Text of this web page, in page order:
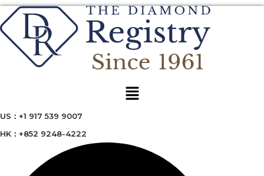
Menu
US：+1 917 539 9007
HK：+852 9248-4222